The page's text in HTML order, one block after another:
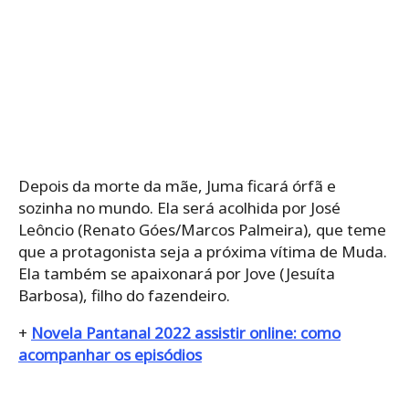
Depois da morte da mãe, Juma ficará órfã e
sozinha no mundo. Ela será acolhida por José
Leôncio (Renato Góes/Marcos Palmeira), que teme
que a protagonista seja a próxima vítima de Muda.
Ela também se apaixonará por Jove (Jesuíta
Barbosa), filho do fazendeiro.
+ Novela Pantanal 2022 assistir online: como
acompanhar os episódios